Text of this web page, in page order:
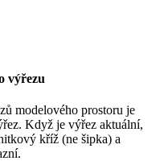
výřezu
modelového prostoru je
Když je výřez aktuální,
kříž (ne šipka) a